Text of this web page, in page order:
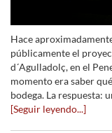
Hace
públicamente el
d´Agulladolç, en el
momento era saber
bodega. La respuesta:
[Seguir leyendo...]